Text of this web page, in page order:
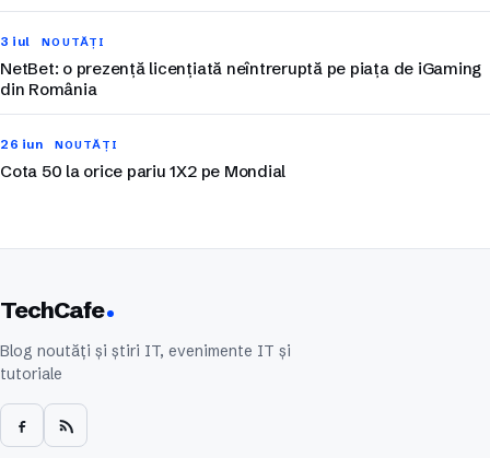
3 iul NOUTĂȚI
NetBet: o prezență licențiată neîntreruptă pe piața de iGaming
din România
26 iun NOUTĂȚI
Cota 50 la orice pariu 1X2 pe Mondial
TechCafe
Blog noutăți și știri IT, evenimente IT și
tutoriale